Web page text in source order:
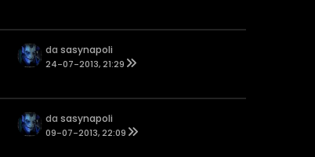
da sasynapoli
24-07-2013, 21:29
da sasynapoli
09-07-2013, 22:09